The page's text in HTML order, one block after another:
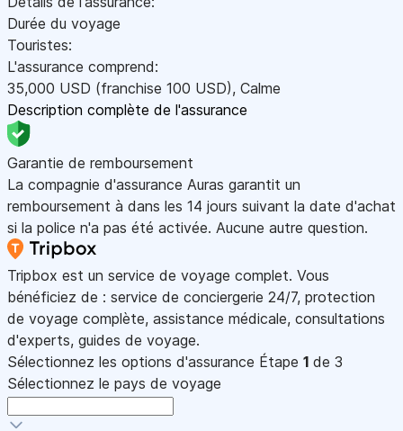
Durée du voyage
Touristes:
L'assurance comprend:
35,000 USD (franchise 100 USD), Calme
Description complète de l'assurance
Garantie de remboursement
La compagnie d'assurance Auras garantit un
remboursement à dans les 14 jours suivant la date d'achat
si la police n'a pas été activée. Aucune autre question.
Tripbox est un service de voyage complet. Vous
bénéficiez de : service de conciergerie 24/7, protection
de voyage complète, assistance médicale, consultations
d'experts, guides de voyage.
Sélectionnez les options d'assurance Étape 1 de 3
Sélectionnez le pays de voyage